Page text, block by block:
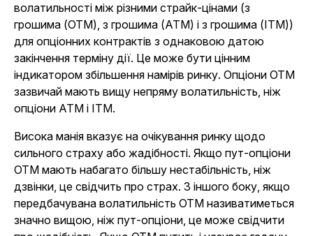
волатильності між різними страйк-цінами (з
грошима (OTM), з грошима (ATM) і з грошима (ITM))
для опціонних контрактів з однаковою датою
закінчення терміну дії. Це може бути цінним
індикатором збільшення намірів ринку. Опціони OTM
зазвичай мають вищу непряму волатильність, ніж
опціони ATM і ITM.
Висока манія вказує на очікування ринку щодо
сильного страху або жадібності. Якщо пут-опціони
OTM мають набагато більшу нестабільність, ніж
дзвінки, це свідчить про страх. З іншого боку, якщо
передбачувана волатильність OTM називатиметься
значно вищою, ніж пут-опціони, це може свідчити